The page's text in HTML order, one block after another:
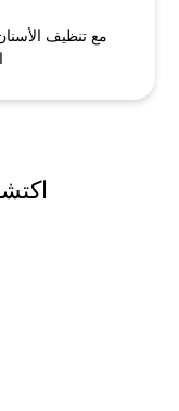
مع تنظيف